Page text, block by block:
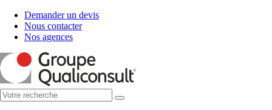
Demander un devis
Nous contacter
Nos agences